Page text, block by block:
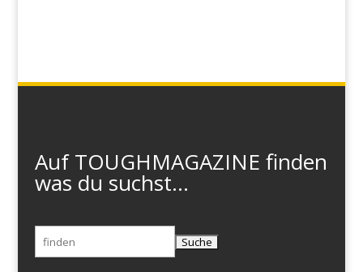
Auf TOUGHMAGAZINE finden
was du suchst...
Suchen
nach: